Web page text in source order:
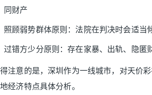
同财产
照顾弱势群体原则：法院在判决时会适
过错方少分原则：存在家暴、出轨、隐
注意的是，深圳作为一线城市，对天价
经济特点具体分析。